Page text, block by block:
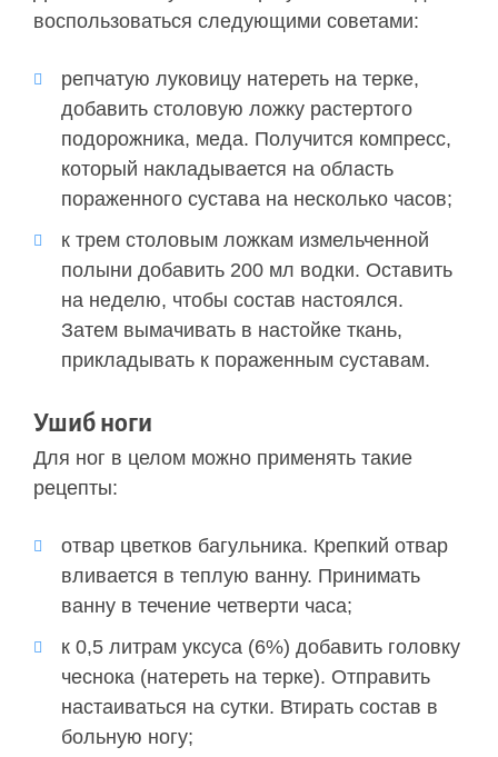
воспользоваться следующими советами:
репчатую луковицу натереть на терке,
добавить столовую ложку растертого
подорожника, меда. Получится компресс,
который накладывается на область
пораженного сустава на несколько часов;
к трем столовым ложкам измельченной
полыни добавить 200 мл водки. Оставить
на неделю, чтобы состав настоялся.
Затем вымачивать в настойке ткань,
прикладывать к пораженным суставам.
Ушиб ноги
Для ног в целом можно применять такие
рецепты:
отвар цветков багульника. Крепкий отвар
вливается в теплую ванну. Принимать
ванну в течение четверти часа;
к 0,5 литрам уксуса (6%) добавить головку
чеснока (натереть на терке). Отправить
настаиваться на сутки. Втирать состав в
больную ногу;